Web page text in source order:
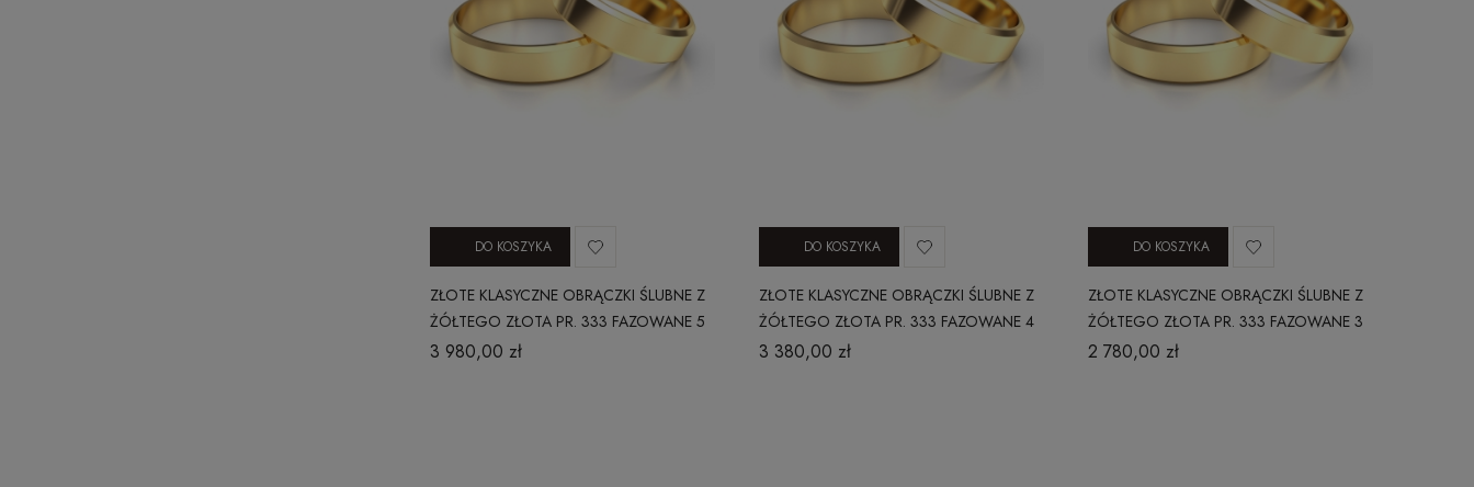
ZŁOTE KLASYCZNE OBRĄCZKI ŚLUBNE Z
ŻÓŁTEGO ZŁOTA PR. 333 FAZOWANE 5
MM
3 980,00 zł
DO KOSZYKA
ZŁOTE KLASYCZNE OBRĄCZKI ŚLUBNE Z
ŻÓŁTEGO ZŁOTA PR. 333 FAZOWANE 4
MM
3 380,00 zł
DO KOSZYKA
ZŁOTE KLASYCZNE OBRĄCZKI ŚLUBNE Z
ŻÓŁTEGO ZŁOTA PR. 333 FAZOWANE 3
MM
2 780,00 zł
DO KOSZYKA